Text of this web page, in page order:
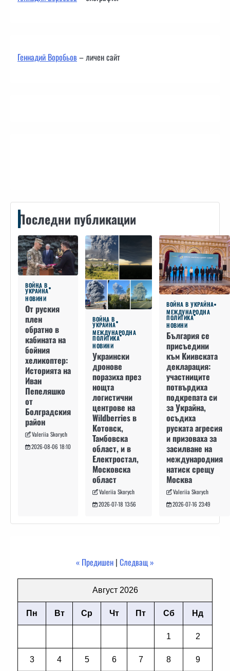
Геннадий Воробьов– личен сайт
Последни публикации
ВОЙНА В
УКРАЙНА
НОВИНИ
От руския
плен
обратно в
кабината на
бойния
хеликоптер:
Историята на
Иван
Пепеляшко
от
Болградския
район
Valeriia Skorych
2026-08-06 18:10
ВОЙНА В
УКРАЙНА
МЕЖДУНАРОДНА
ПОЛИТИКА
НОВИНИ
Украински
дронове
поразиха през
нощта
логистични
центрове на
Wildberries в
Котовск,
Тамбовска
област, и в
Електростал,
Московска
област
Valeriia Skorych
2026-07-18 13:56
ВОЙНА В УКРАЙНА
МЕЖДУНАРОДНА
ПОЛИТИКА
НОВИНИ
България се
присъедини
към Киивската
декларация:
участниците
потвърдиха
подкрепата си
за Украйна,
осъдиха
руската агресия
и призоваха за
засилване на
международния
натиск срещу
Москва
Valeriia Skorych
2026-07-16 23:49
« Предишен | Следващ »
Август 2026
Пн Вт Ср Чт Пт Сб Нд
1 2
3 4 5 6 7 8 9